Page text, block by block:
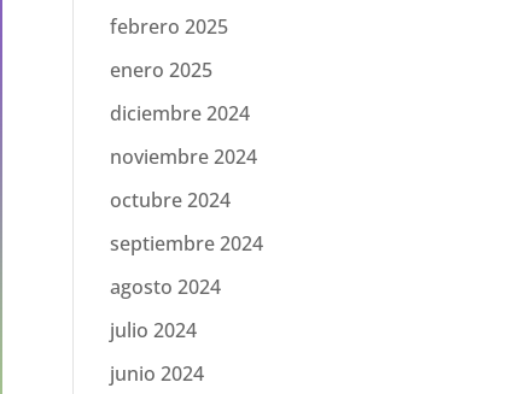
febrero 2025
enero 2025
diciembre 2024
noviembre 2024
octubre 2024
septiembre 2024
agosto 2024
julio 2024
junio 2024